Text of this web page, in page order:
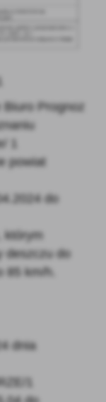
nasze
Prognoz
1
powiat
do
którym
deszczu do
85 km/h.
dnia
1